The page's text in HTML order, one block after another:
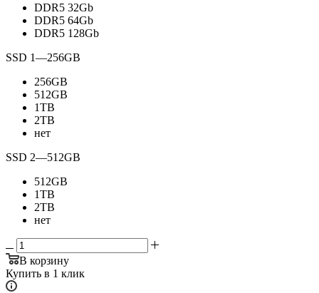
DDR5 32Gb
DDR5 64Gb
DDR5 128Gb
SSD 1—256GB
256GB
512GB
1TB
2TB
нет
SSD 2—512GB
512GB
1TB
2TB
нет
В корзину
Купить в 1 клик